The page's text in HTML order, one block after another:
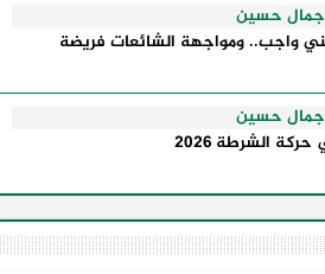
جمال حسين
واجب.. ومواجهة الشائعات فريضة
جمال حسين
الشرطة 2026